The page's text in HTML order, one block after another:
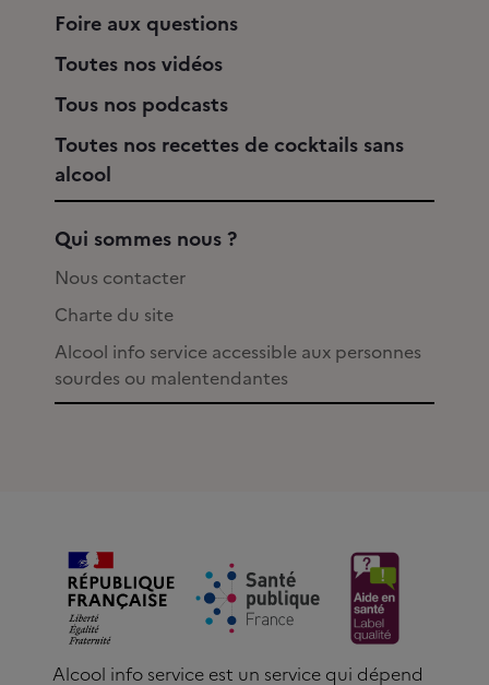
Foire aux questions
Toutes nos vidéos
Tous nos podcasts
Toutes nos recettes de cocktails sans
alcool
Qui sommes nous ?
Nous contacter
Charte du site
Alcool info service accessible aux personnes
sourdes ou malentendantes
Alcool info service est un service qui dépend